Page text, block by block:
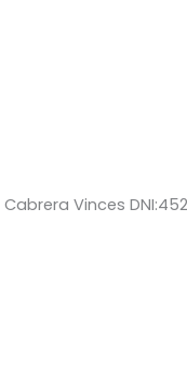
Cabrera Vinces